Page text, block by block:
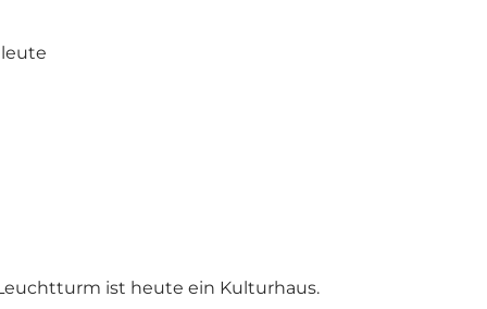
ist heute ein Kulturhaus.